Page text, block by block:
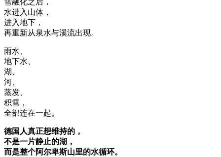
雪融化之后，
水进入山体，
进入地下，
再重新从泉水与溪流出现。
雨水、
地下水、
湖、
河、
蒸发、
积雪，
全部连在一起。
德国人真正想维持的，
不是一片静止的湖，
而是整个阿尔卑斯山里的水循环。